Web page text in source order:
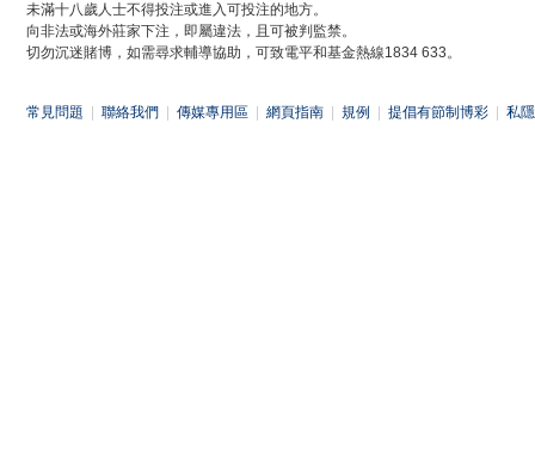
未滿十八歲人士不得投注或進入可投注的地方。
向非法或海外莊家下注，即屬違法，且可被判監禁。
切勿沉迷賭博，如需尋求輔導協助，可致電平和基金熱線1834 633。
常見問題 聯絡我們 傳媒專用區 網頁指南 規例 提倡有節制博彩 私